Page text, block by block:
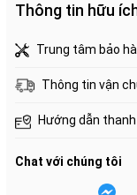
TỔNG QUAN
ADVINDEQ TL-
đường bằng
phẩm xe đẩy
Thông tin hữu
Trung tâm bảo
Thông tin vận
Hướng dẫn
Chat với chúng tôi